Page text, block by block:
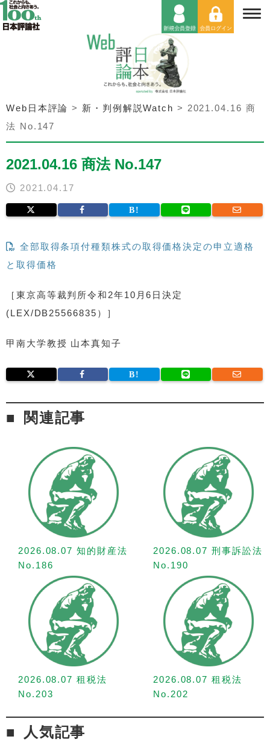
Web日本評論 > 新・判例解説Watch > 2021.04.16 商
法 No.147
2021.04.16 商法 No.147
2021.04.17
全部取得条項付種類株式の取得価格決定の申立適格
と取得価格
［東京高等裁判所令和2年10月6日決定
(LEX/DB25566835）］
甲南大学教授 山本真知子
関連記事
2026.08.07 知的財産法
No.186
2026.08.07 刑事訴訟法
No.190
2026.08.07 租税法
No.203
2026.08.07 租税法
No.202
人気記事